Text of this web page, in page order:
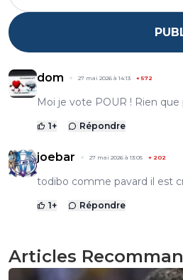
dom 27 mai 2026 à 14:13 +572
Moi je vote POUR ! Rien
1+ Répondre
joebar 27 mai 2026 à 13:05 + 202
todibo comme pavard il est
1+ Répondre
Articles